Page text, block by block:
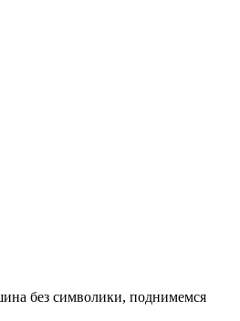
без символики, поднимемся